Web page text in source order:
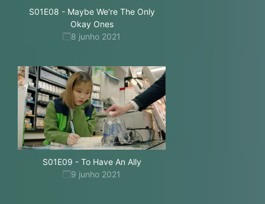
S01E08 - Maybe We're The Only
Okay Ones
8 junho 2021
S01E09 - To Have An Ally
9 junho 2021